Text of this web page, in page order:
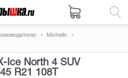
Michelin
Ice North 4 SUV
R21 108T